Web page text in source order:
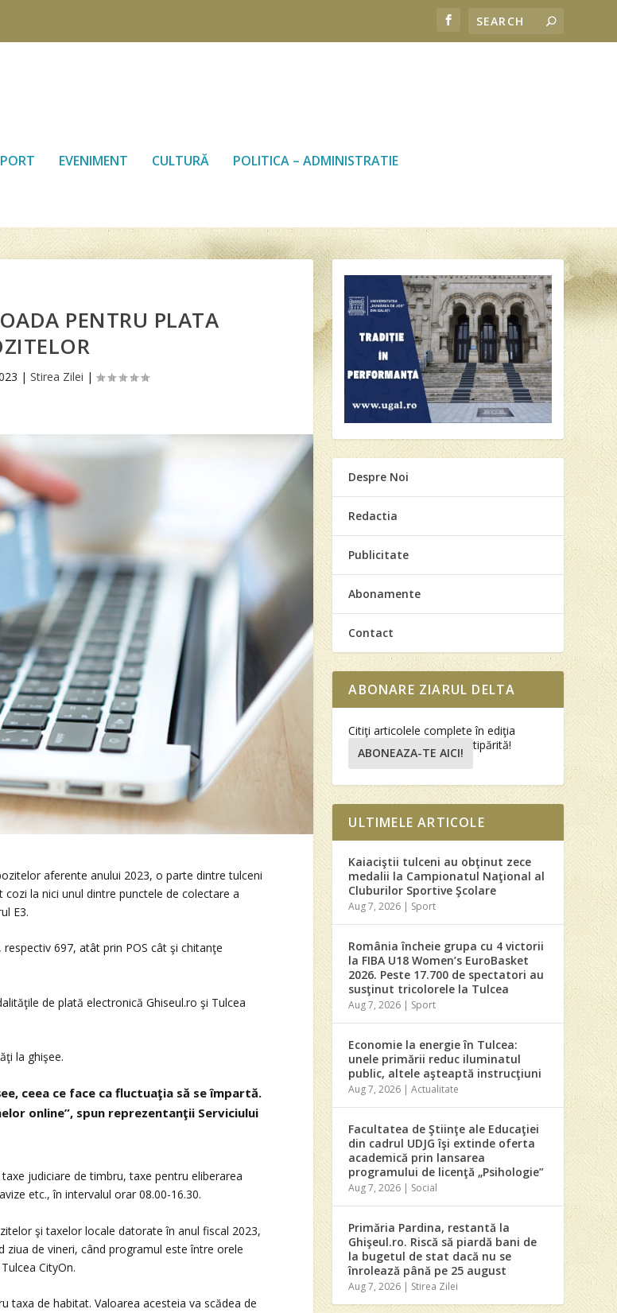
EVENIMENT CULTURĂ POLITICA – ADMINISTRATIE
PENTRU PLATA
| Stirea Zilei |
aferente anului 2023, o parte dintre tulceni
la nici unul dintre punctele de colectare a
E3.
697, atât prin POS cât şi chitanţe
de plată electronică Ghiseul.ro şi Tulcea
la ghişee.
ceea ce face ca fluctuaţia să se împartă.
online”, spun reprezentanţii Serviciului
judiciare de timbru, taxe pentru eliberarea
etc., în intervalul orar 08.00-16.30.
şi taxelor locale datorate în anul fiscal 2023,
de vineri, când programul este între orele
CityOn.
taxa de habitat. Valoarea acesteia va scădea de
Despre Noi
Redactia
Publicitate
Abonamente
Contact
ABONARE ZIARUL DELTA
Citiţi articolele complete în ediţia
tipărită!
ABONEAZA-TE AICI!
ULTIMELE ARTICOLE
Kaiaciştii tulceni au obţinut zece
medalii la Campionatul Naţional al
Cluburilor Sportive Şcolare
Aug 7, 2026 | Sport
România încheie grupa cu 4 victorii
la FIBA U18 Women’s EuroBasket
2026. Peste 17.700 de spectatori au
susţinut tricolorele la Tulcea
Aug 7, 2026 | Sport
Economie la energie în Tulcea:
unele primării reduc iluminatul
public, altele aşteaptă instrucţiuni
Aug 7, 2026 |Actualitate
Facultatea de Ştiinţe ale Educaţiei
din cadrul UDJG îşi extinde oferta
academică prin lansarea
programului de licenţă „Psihologie”
Aug 7, 2026 | Social
Primăria Pardina, restantă la
Ghişeul.ro. Riscă să piardă bani de
la bugetul de stat dacă nu se
înrolează până pe 25 august
Aug 7, 2026 | Stirea Zilei